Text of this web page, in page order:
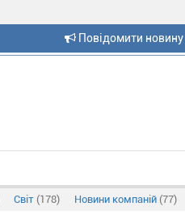
Повідомити новину
Світ (178) Новини компаній (77)